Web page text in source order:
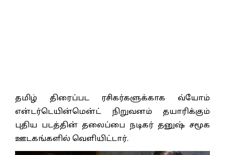
தமிழ் திரைப்பட ரசிகர்களுக்காக வ்யோம்
என்டர்டெயின்மென்ட் நிறுவனம் தயாரிக்கும்
புதிய படத்தின் தலைப்பை நடிகர் தனுஷ் சமூக
ஊடகங்களில் வெளியிட்டார்.